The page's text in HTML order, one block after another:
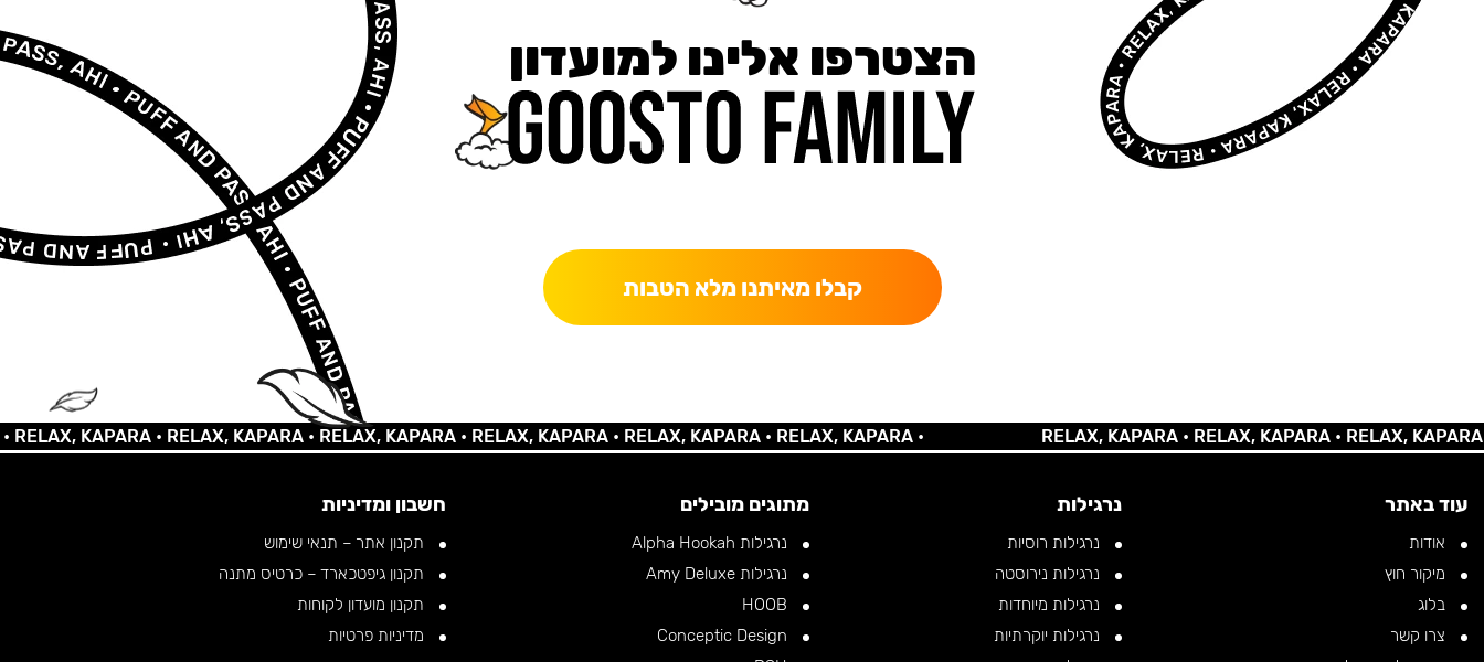
הצטרפו אלינו למועדון
קבלו מאיתנו מלא הטבות
KAPARA •RELAX, KAPARA •RELAX, KAPARA •RELAX, KAPARA •RELAX, KAPARA •RELAX, KAPARA • RELAX, KAPARA •RELAX, KAPARA •RELAX, KAPARA •
עוד באתר
אודות
מיקור חוץ
בלוג
צרו קשר
נרגילות
נרגילות רוסיות
נרגילות נירוסטה
נרגילות מיוחדות
נרגילות יוקרתיות
מתוגים מובילים
נרגילות Alpha Hookah
נרגילות Amy Deluxe
חשבון ומדיניות
תקנון אתר – תנאי שימוש
תקנון גיפטכארד – כרטיס מתנה
תקנון מועדון לקוחות
מדיניות פרטיות